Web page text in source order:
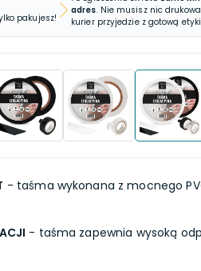
pakujesz!
adres. Nie musisz nic
kurier przyjedzie z gotową
- taśma wykonana z mocnego
- taśma zapewnia wysoką